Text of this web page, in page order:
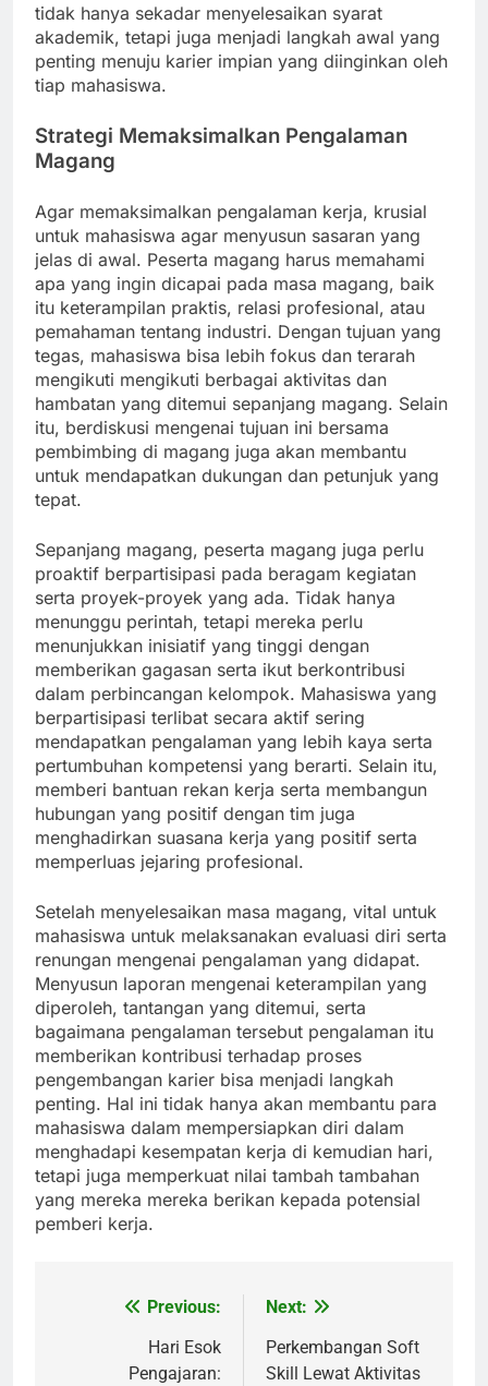
tidak hanya sekadar menyelesaikan syarat
akademik, tetapi juga menjadi langkah awal yang
penting menuju karier impian yang diinginkan oleh
tiap mahasiswa.
Strategi Memaksimalkan Pengalaman
Magang
Agar memaksimalkan pengalaman kerja, krusial
untuk mahasiswa agar menyusun sasaran yang
jelas di awal. Peserta magang harus memahami
apa yang ingin dicapai pada masa magang, baik
itu keterampilan praktis, relasi profesional, atau
pemahaman tentang industri. Dengan tujuan yang
tegas, mahasiswa bisa lebih fokus dan terarah
mengikuti mengikuti berbagai aktivitas dan
hambatan yang ditemui sepanjang magang. Selain
itu, berdiskusi mengenai tujuan ini bersama
pembimbing di magang juga akan membantu
untuk mendapatkan dukungan dan petunjuk yang
tepat.
Sepanjang magang, peserta magang juga perlu
proaktif berpartisipasi pada beragam kegiatan
serta proyek-proyek yang ada. Tidak hanya
menunggu perintah, tetapi mereka perlu
menunjukkan inisiatif yang tinggi dengan
memberikan gagasan serta ikut berkontribusi
dalam perbincangan kelompok. Mahasiswa yang
berpartisipasi terlibat secara aktif sering
mendapatkan pengalaman yang lebih kaya serta
pertumbuhan kompetensi yang berarti. Selain itu,
memberi bantuan rekan kerja serta membangun
hubungan yang positif dengan tim juga
menghadirkan suasana kerja yang positif serta
memperluas jejaring profesional.
Setelah menyelesaikan masa magang, vital untuk
mahasiswa untuk melaksanakan evaluasi diri serta
renungan mengenai pengalaman yang didapat.
Menyusun laporan mengenai keterampilan yang
diperoleh, tantangan yang ditemui, serta
bagaimana pengalaman tersebut pengalaman itu
memberikan kontribusi terhadap proses
pengembangan karier bisa menjadi langkah
penting. Hal ini tidak hanya akan membantu para
mahasiswa dalam mempersiapkan diri dalam
menghadapi kesempatan kerja di kemudian hari,
tetapi juga memperkuat nilai tambah tambahan
yang mereka mereka berikan kepada potensial
pemberi kerja.
navigation
Previous:
Hari Esok
Pengajaran:
Next:
Perkembangan Soft
Skill Lewat Aktivitas